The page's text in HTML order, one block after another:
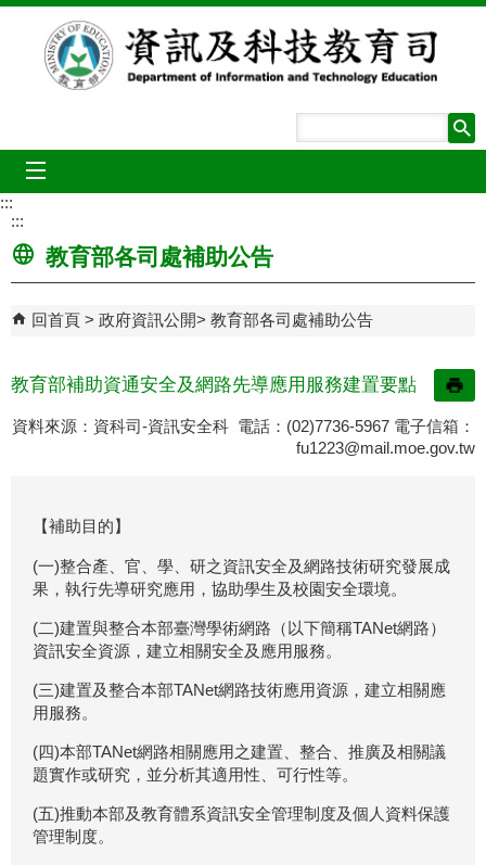
跳到主要內容區塊
:::
:::
教育部各司處補助公告
回首頁 政府資訊公開 教育部各司處補助公告
教育部補助資通安全及網路先導應用服務建置要點
資料來源：資科司-資訊安全科 電話：(02)7736-5967 電子信箱：
fu1223@mail.moe.gov.tw
【補助目的】
(一)整合產、官、學、研之資訊安全及網路技術研究發展成
果，執行先導研究應用，協助學生及校園安全環境。
(二)建置與整合本部臺灣學術網路（以下簡稱TANet網路）
資訊安全資源，建立相關安全及應用服務。
(三)建置及整合本部TANet網路技術應用資源，建立相關應
用服務。
(四)本部TANet網路相關應用之建置、整合、推廣及相關議
題實作或研究，並分析其適用性、可行性等。
(五)推動本部及教育體系資訊安全管理制度及個人資料保護
管理制度。